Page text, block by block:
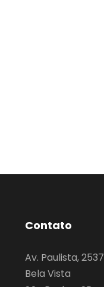
Contato
Av. Paulista, 2537
Bela Vista